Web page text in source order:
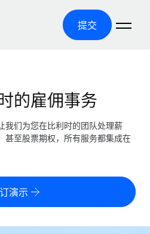
提交
的雇佣事务
我们为您在比利时的团队处理薪
甚至股票期权，所有服务都集成在
演示